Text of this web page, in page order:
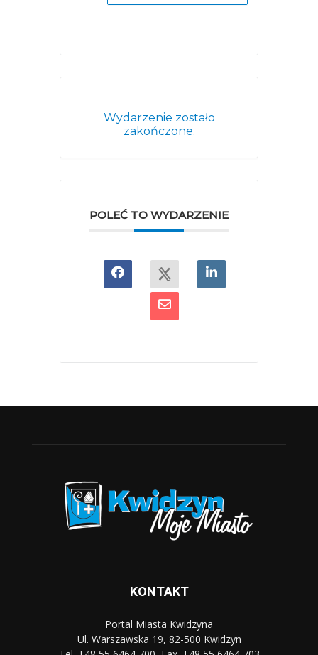
Wydarzenie zostało
zakończone.
POLEĆ TO WYDARZENIE
KONTAKT
Portal Miasta Kwidzyna
Ul. Warszawska 19, 82-500 Kwidzyn